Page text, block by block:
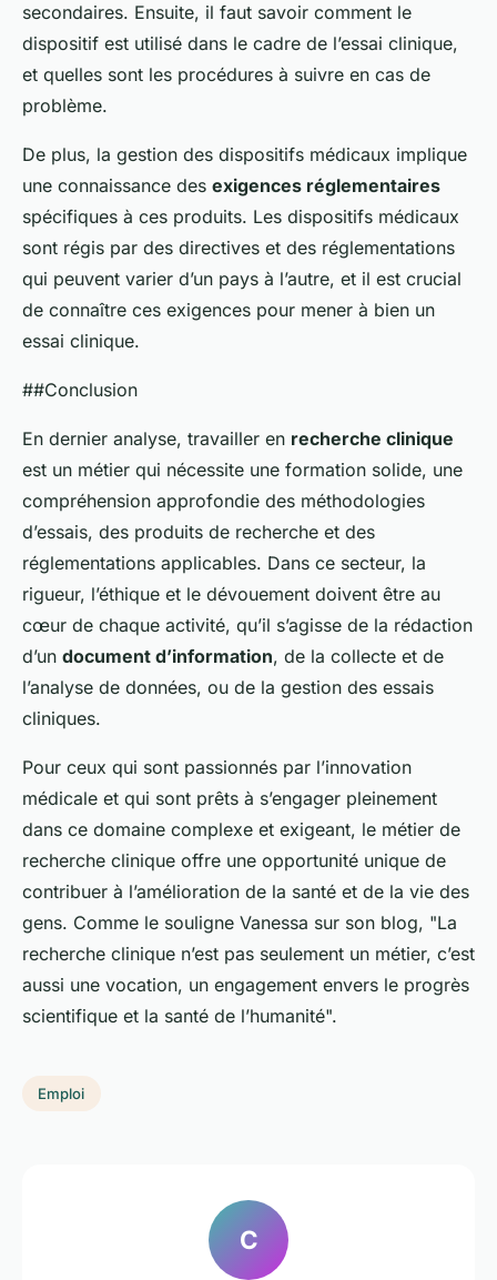
secondaires. Ensuite, il faut savoir comment le
dispositif est utilisé dans le cadre de l’essai clinique,
et quelles sont les procédures à suivre en cas de
problème.
De plus, la gestion des dispositifs médicaux implique
une connaissance des exigences réglementaires
spécifiques à ces produits. Les dispositifs médicaux
sont régis par des directives et des réglementations
qui peuvent varier d’un pays à l’autre, et il est crucial
de connaître ces exigences pour mener à bien un
essai clinique.
##Conclusion
En dernier analyse, travailler en recherche clinique
est un métier qui nécessite une formation solide, une
compréhension approfondie des méthodologies
d’essais, des produits de recherche et des
réglementations applicables. Dans ce secteur, la
rigueur, l’éthique et le dévouement doivent être au
cœur de chaque activité, qu’il s’agisse de la rédaction
d’un document d’information, de la collecte et de
l’analyse de données, ou de la gestion des essais
cliniques.
Pour ceux qui sont passionnés par l’innovation
médicale et qui sont prêts à s’engager pleinement
dans ce domaine complexe et exigeant, le métier de
recherche clinique offre une opportunité unique de
contribuer à l’amélioration de la santé et de la vie des
gens. Comme le souligne Vanessa sur son blog, "La
recherche clinique n’est pas seulement un métier, c’est
aussi une vocation, un engagement envers le progrès
scientifique et la santé de l’humanité".
Emploi
C